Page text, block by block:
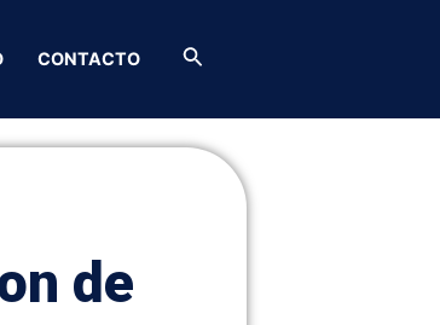
CONTACTO Buscar
de